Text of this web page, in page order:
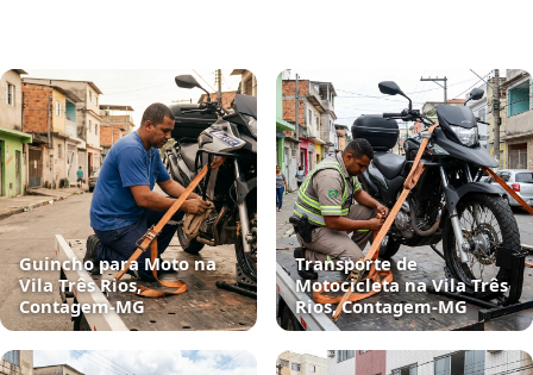
Guincho para Moto na
Vila Três Rios,
Contagem‑MG
Transporte de
Motocicleta na Vila Três
Rios, Contagem‑MG